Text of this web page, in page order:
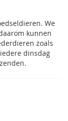
We
kunnen
zoals
dinsdag